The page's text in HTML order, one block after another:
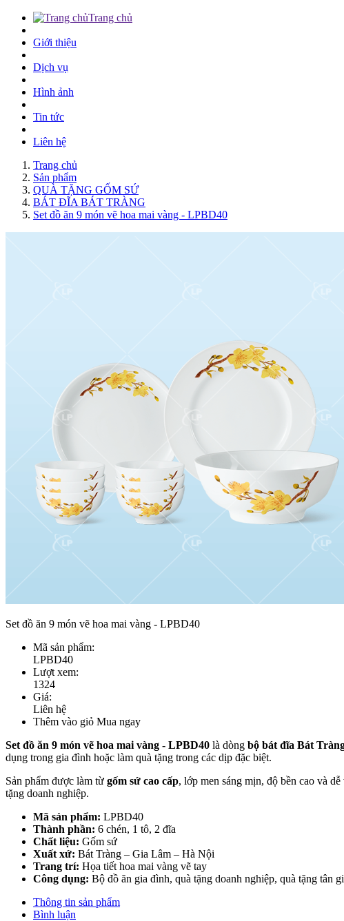
Trang chủ
Giới thiệu
Dịch vụ
Hình ảnh
Tin tức
Liên hệ
Trang chủ
Sản phẩm
QUÀ TẶNG GỐM SỨ
BÁT ĐĨA BÁT TRÀNG
Set đồ ăn 9 món vẽ hoa mai vàng - LPBD40
Set đồ ăn 9 món vẽ hoa mai vàng - LPBD40
Mã sản phẩm:
LPBD40
Lượt xem:
1324
Giá:
Liên hệ
Thêm vào giỏ Mua ngay
Set đồ ăn 9 món vẽ hoa mai vàng - LPBD40 là dòng bộ bát đĩa Bát
dụng trong gia đình hoặc làm quà tặng trong các dịp đặc biệt.
Sản phẩm được làm từ gốm sứ cao cấp, lớp men sáng mịn, độ bền cao và
tặng doanh nghiệp.
Mã sản phẩm: LPBD40
Thành phần: 6 chén, 1 tô, 2 đĩa
Chất liệu: Gốm sứ
Xuất xứ: Bát Tràng – Gia Lâm – Hà Nội
Trang trí: Họa tiết hoa mai vàng vẽ tay
Công dụng: Bộ đồ ăn gia đình, quà tặng doanh nghiệp, quà tặng tân
Thông tin sản phẩm
Bình luận